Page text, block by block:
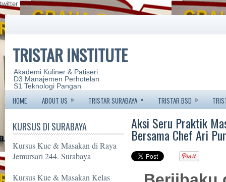
twitter
TRISTAR INSTITUTE
Akademi Kuliner & Patiseri
D3 Manajemen Perhotelan
S1 Teknologi Pangan
HOME ABOUT US » TRISTAR SURABAYA » TRISTAR BSD »
KURSUS DI SURABAYA
Kursus Kue & Masakan di Raya
Jemursari 244. Surabaya
Kursus Kue & Masakan Kelas
Aksi Seru Praktik
Bersama Chef Ari